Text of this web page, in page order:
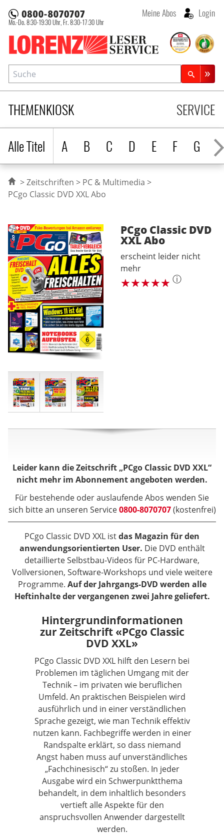
Lorenz Leserservice
Mo.-Do. 8:30-19:30 Uhr, Fr. 8:30-17:30 Uhr
Meine Abos Login
THEMENKIOSK
Alle Titel
A B C D E F G H
SERVICE
Suche
Zeitschriftensuche
Zeitschriften
PC & Multimedia
PCgo Classic DVD XXL Abo
PCgo Classic DVD
XXLAbo
erscheint leider nicht
mehr
ⓘ
Leider kann die Zeitschrift „PCgo Classic DVD XXL“
nicht mehr im Abonnement angeboten werden.
Für bestehende oder auslaufende Abos wenden Sie
sich bitte an unseren Service0800-8070707 (kostenfrei)
PCgo Classic DVD XXL istdas Magazin für den
anwendungsorientierten User. Die DVD enthält
detaillierte Selbstbau-Videos für PC-Hardware,
Vollversionen, Software-Workshops und viele weitere
Programme. Auf der Jahrgangs-DVD werden alle
Heftinhalte der vergangenen zwei Jahre geliefert.
Hintergrundinformationen
zur Zeitschrift «PCgo Classic
DVD XXL»
PCgo Classic DVD XXL hilft den Lesern bei
Problemen im täglichen Umgang mit der
Technik – im privaten wie beruflichen
Umfeld. An praktischen Beispielen wird
ausführlich und in einer verständlichen
Sprache gezeigt, wie man Technik effektiv
nutzen kann. Fachbegriffe werden in einer
Randspalte erklärt, so dass niemand
Angst haben muss auf unverständliches
„Fachchinesisch“ zu stoßen. In jeder
Ausgabe wird ein Schwerpunktthema
behandelt, in dem inhaltlich besonders
vertieft alle Aspekte für den
anspruchsvollen Anwender dargestellt
werden.